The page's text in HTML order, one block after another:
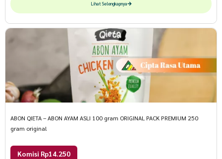
Lihat Selengkapnya
ABON QIETA – ABON AYAM ASLI 100 gram ORIGINAL PACK PREMIUM 250
gram original
Komisi Rp14.250